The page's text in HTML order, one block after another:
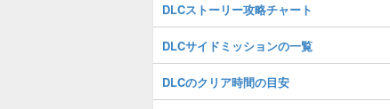
DLCストーリー攻略チャート
DLCサイドミッションの一覧
DLCのクリア時間の目安